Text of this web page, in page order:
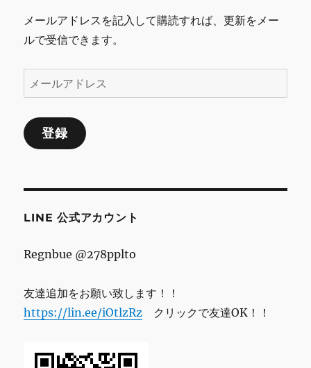
メールアドレスを記入して購読すれば、更新をメー
ルで受信できます。
ー
ル
ア
ス
登録
LINE 公式アカウント
Regnbue @278pplto
友達追加をお願い致します！！
https://lin.ee/iOtlzRz クリックで友達OK！！